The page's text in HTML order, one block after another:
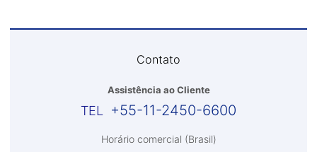
Contato
Assistência ao Cliente
+55-11-2450-6600
Horário comercial (Brasil)